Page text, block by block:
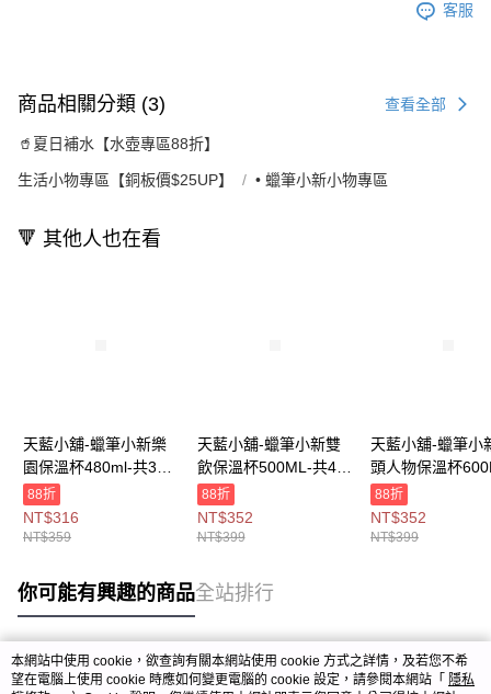
客服
商品相關分類 (3) 查看全部
🥤夏日補水【水壺專區88折】
生活小物專區【銅板價$25UP】 • 蠟筆小新小物專區
🔻 其他人也在看
天藍小舖-蠟筆小新樂
園保溫杯480ml-共3
色-$359【A11114744
】
88折
NT$316
NT$359
天藍小舖-蠟筆小新雙
飲保溫杯500ML-共4
色-$399【A11115621
】
88折
NT$352
NT$399
天藍小舖-蠟筆小
頭人物保溫杯
共6
色-$399【
】
88折
NT$352
NT$399
你可能有興趣的商品全站排行
熱門標籤
本網站中使用 cookie，欲查詢有關本網站使用 cookie 方式之詳情，及若您不希
望在電腦上使用 cookie 時應如何變更電腦的 cookie 設定，請參閱本網站「 隱私